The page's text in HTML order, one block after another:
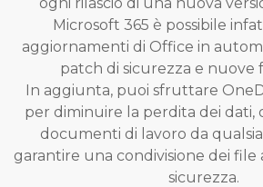
Microsoft 365 è possibile
aggiornamenti di Office in
patch di sicurezza e nuove
In aggiunta, puoi sfruttare
per diminuire la perdita dei dati,
documenti di lavoro da
garantire una condivisione dei file
sicurezza.